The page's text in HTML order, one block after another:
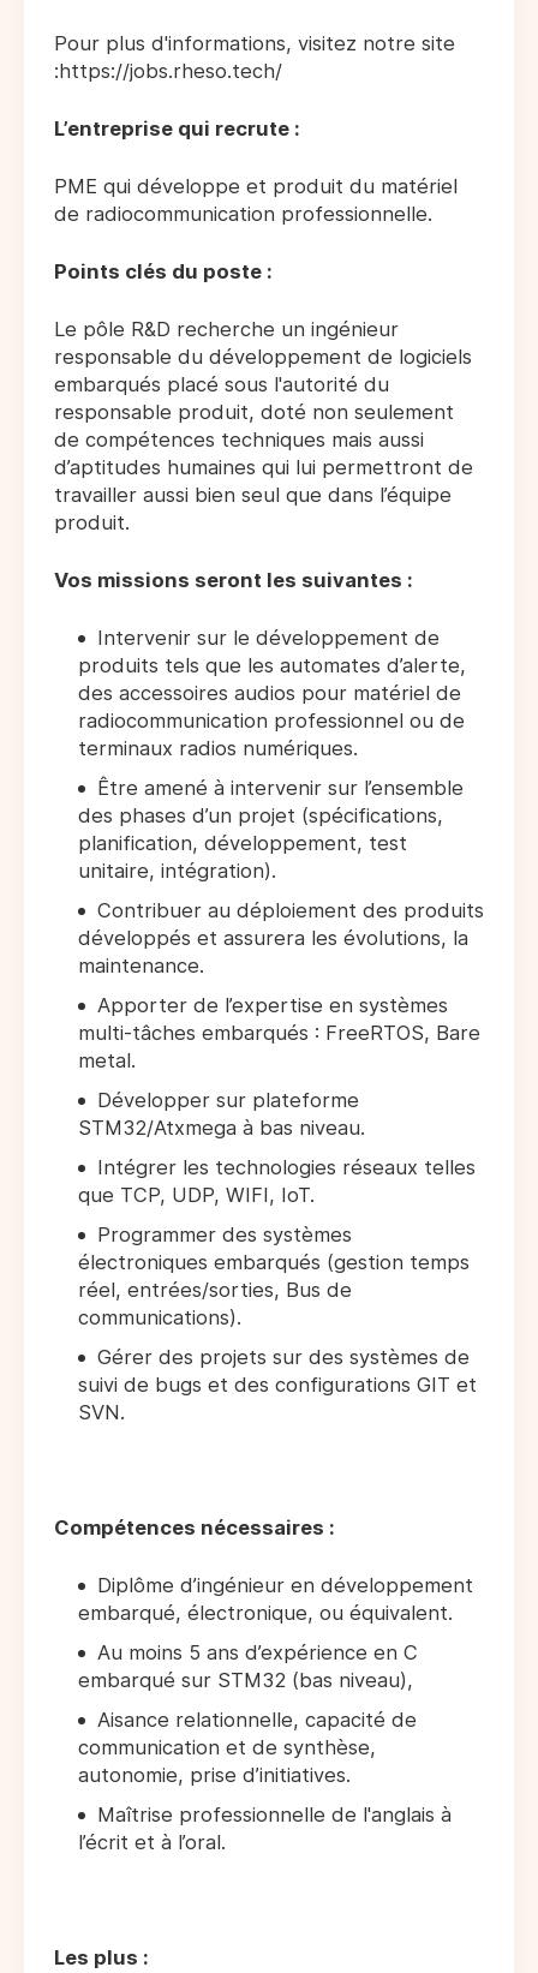
Pour plus d'informations, visitez notre site
:https://jobs.rheso.tech/
L’entreprise qui recrute :
PME qui développe et produit du matériel
de radiocommunication professionnelle.
Points clés du poste :
Le pôle R&D recherche un ingénieur
responsable du développement de logiciels
embarqués placé sous l'autorité du
responsable produit, doté non seulement
de compétences techniques mais aussi
d’aptitudes humaines qui lui permettront de
travailler aussi bien seul que dans l’équipe
produit.
Vos missions seront les suivantes :
Intervenir sur le développement de
produits tels que les automates d’alerte,
des accessoires audios pour matériel de
radiocommunication professionnel ou de
terminaux radios numériques.
Être amené à intervenir sur l’ensemble
des phases d’un projet (spécifications,
planification, développement, test
unitaire, intégration).
Contribuer au déploiement des produits
développés et assurera les évolutions, la
maintenance.
Apporter de l’expertise en systèmes
multi-tâches embarqués : FreeRTOS, Bare
metal.
Développer sur plateforme
STM32/Atxmega à bas niveau.
Intégrer les technologies réseaux telles
que TCP, UDP, WIFI, IoT.
Programmer des systèmes
électroniques embarqués (gestion temps
réel, entrées/sorties, Bus de
communications).
Gérer des projets sur des systèmes de
suivi de bugs et des configurations GIT et
SVN.
Compétences nécessaires :
Diplôme d’ingénieur en développement
embarqué, électronique, ou équivalent.
Au moins 5 ans d’expérience en C
embarqué sur STM32 (bas niveau),
Aisance relationnelle, capacité de
communication et de synthèse,
autonomie, prise d’initiatives.
Maîtrise professionnelle de l'anglais à
l’écrit et à l’oral.
Les plus :